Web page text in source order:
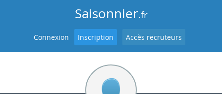
Saisonnier.fr
Connexion Inscription Accès recruteurs